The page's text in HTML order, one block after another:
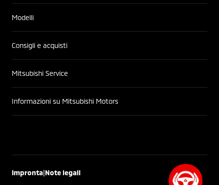
Modelli
Consigli e acquisti
Mitsubishi Service
Informazioni su Mitsubishi Motors
Impronta|Note legali